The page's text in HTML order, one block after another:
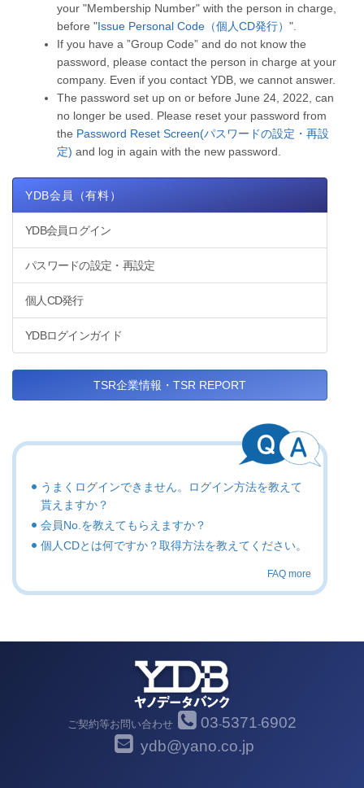
your "Membership Number" with the person in charge,
before "Issue Personal Code（個人CD発行） ".
If you have a ”Group Code” and do not know the
password, please contact the person in charge at your
company. Even if you contact YDB, we cannot answer.
The password set up on or before June 24, 2022, can
no longer be used. Please reset your password from
the Password Reset Screen(パスワードの設定・再設
定) and log in again with the new password.
YDB会員（有料）
YDB会員ログイン
パスワードの設定・再設定
個人CD発行
YDBログインガイド
TSR企業情報・TSR REPORT
うまくログインできません。ログイン方法を教えて
貰えますか？
会員No.を教えてもらえますか？
個人CDとは何ですか？取得方法を教えてください。
FAQ more
ご契約等お問い合わせ 03-5371-6902
ydb@yano.co.jp